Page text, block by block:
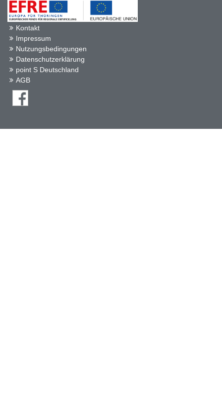
Kontakt
Impressum
Nutzungsbedingungen
Datenschutzerklärung
point S Deutschland
AGB